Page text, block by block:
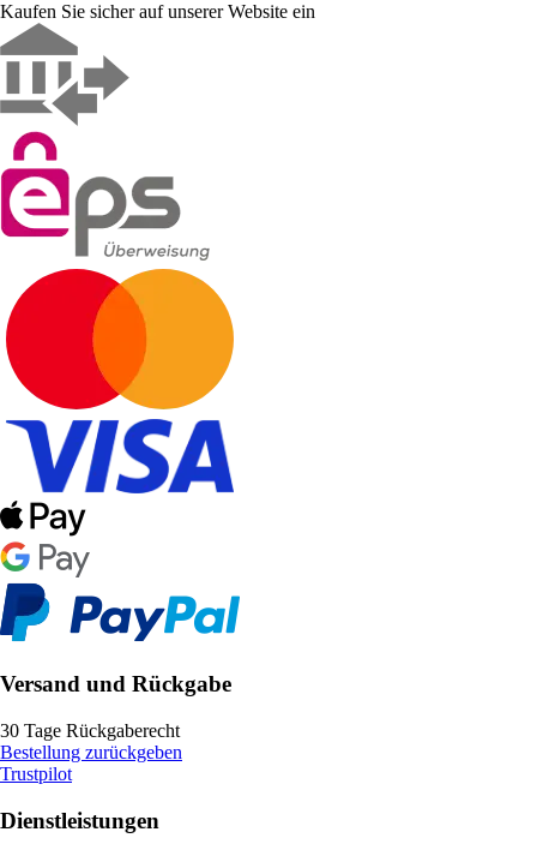
Kaufen Sie sicher auf unserer Website ein
Versand und Rückgabe
30 Tage Rückgaberecht
Bestellung zurückgeben
Trustpilot
Dienstleistungen